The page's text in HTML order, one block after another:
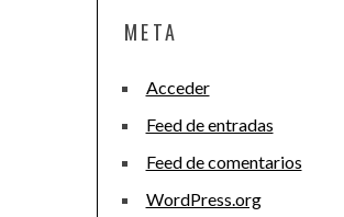
META
Acceder
Feed de entradas
Feed de comentarios
WordPress.org